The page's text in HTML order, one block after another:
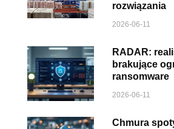
rozwiązania
2026-06-11
RADAR:
brakujące
ransomware
2026-06-11
Chmura